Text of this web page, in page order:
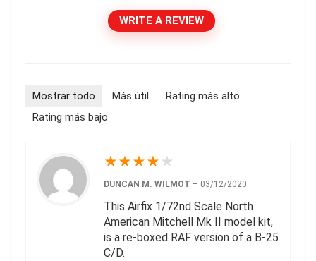
WRITE A REVIEW
Mostrar todo Más útil
Rating más alto
Rating más bajo
★★★★ ★
DUNCAN M. WILMOT – 03/12/2020
This Airfix 1/72nd Scale North
American Mitchell Mk II model kit,
is a re-boxed RAF version of a B-25
C/D.